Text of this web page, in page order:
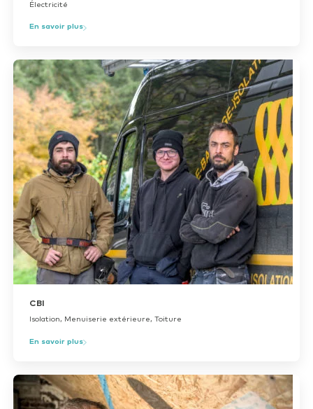
Électricité
En savoir plus
CBI
Isolation, Menuiserie extérieure, Toiture
En savoir plus